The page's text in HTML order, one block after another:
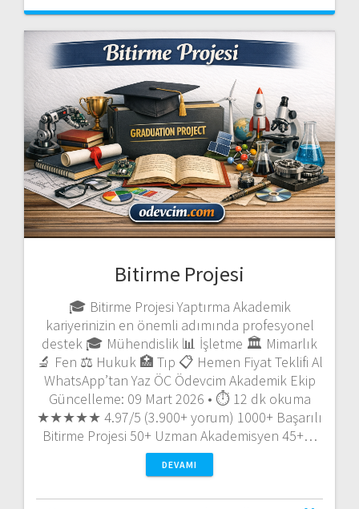
Bitirme Projesi
🎓 Bitirme Projesi Yaptırma Akademik
kariyerinizin en önemli adımında profesyonel
destek 🎓 Mühendislik 📊 İşletme 🏛️ Mimarlık
🔬 Fen ⚖️ Hukuk 🏥 Tıp 📋 Hemen Fiyat Teklifi Al
WhatsApp’tan Yaz ÖC Ödevcim Akademik Ekip
Güncelleme: 09 Mart 2026 • ⏱️ 12 dk okuma
★★★★★ 4.97/5 (3.900+ yorum) 1000+ Başarılı
Bitirme Projesi 50+ Uzman Akademisyen 45+…
DEVAMI